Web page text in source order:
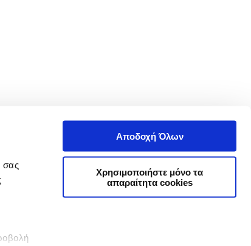
σας
Αποδοχή Όλων
Χρησιμοποιήστε μόνο τα
απαραίτητα cookies